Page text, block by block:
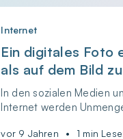
Internet
Ein digitales Foto
als auf dem Bild
In den sozialen Medien
Internet werden
Beurteilungsvermögen
vor 9 Jahren • 1 min